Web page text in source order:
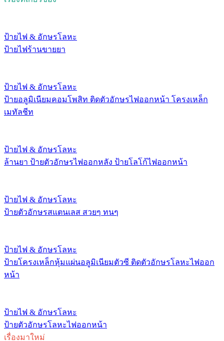
ป้ายไฟ & อักษรโลหะ
ป้ายไฟร้านขายยา
ป้ายไฟ & อักษรโลหะ
ป้ายอลูมิเนียมคอมโพสิท ติดตัวอักษรไฟออกหน้า โครงเหล็ก
เมทัลชีท
ป้ายไฟ & อักษรโลหะ
ล้านยา ป้ายตัวอักษรไฟออกหลัง ป้ายโลโก้ไฟออกหน้า
ป้ายไฟ & อักษรโลหะ
ป้ายตัวอักษรสแตนเลส สวยๆ ทนๆ
ป้ายไฟ & อักษรโลหะ
ป้ายโครงเหล็กหุ้มแผ่นอลูมิเนียมตัวซี ติดตัวอักษรโลหะไฟออก
หน้า
ป้ายไฟ & อักษรโลหะ
ป้ายตัวอักษรโลหะไฟออกหน้า
เรื่องมาใหม่